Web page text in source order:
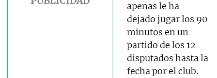
apenas le ha
dejado jugar los 90
minutos en un
partido de los 12
disputados hasta la
fecha por el club.